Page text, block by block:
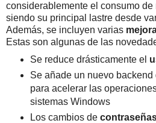
considerablemente el consumo
siendo su principal lastre desde
Además, se incluyen varias
Estas son algunas de las
Se reduce drásticamente el
Se añade un nuevo
para acelerar las
sistemas Windows
Los cambios de